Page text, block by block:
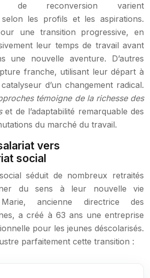
de reconversion varient
selon les profils et les aspirations.
une transition progressive, en
leur temps de travail avant
une nouvelle aventure. D’autres
franche, utilisant leur départ à
d’un changement radical.
témoigne de la richesse des
et de l’adaptabilité remarquable des
du marché du travail.
vers
social
séduit de nombreux retraités
du sens à leur nouvelle vie
Marie, ancienne directrice des
a créé à 63 ans une entreprise
pour les jeunes déscolarisés.
parfaitement cette transition :